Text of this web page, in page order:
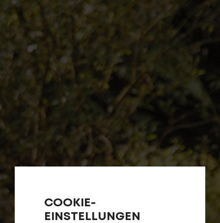
COOKIE-
EINSTELLUNGEN